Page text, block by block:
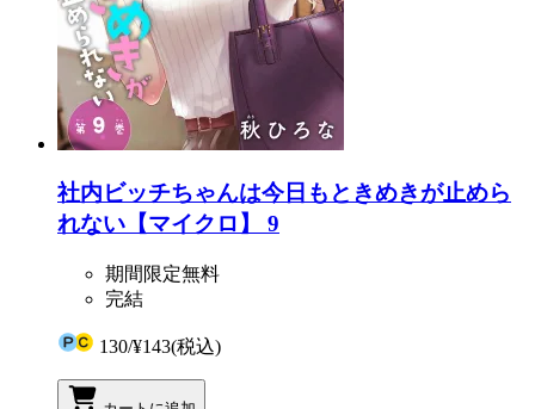
社内ビッチちゃんは今日もときめきが止めら
れない【マイクロ】 9
期間限定無料
完結
130/¥143(税込)